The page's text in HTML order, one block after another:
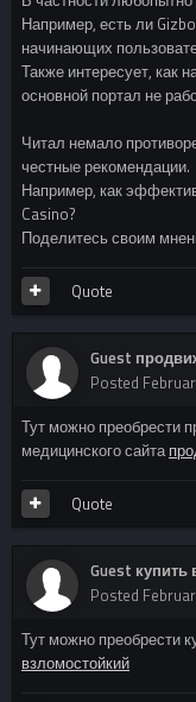
Например, есть ли
начинающих
Также интересует, как
основной портал не
Читал немало
честные рекомендации.
Например, как
Casino?
Поделитесь своим
Quote
Guest
Posted
Тут можно преобрести
медицинского сайта
Quote
Guest
Posted
Тут можно преобрести
взломостойкий